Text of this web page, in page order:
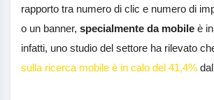
rapporto tra numero di clic e numero di
o un banner, specialmente da mobile è
infatti, uno studio del settore ha rilevato
sulla ricerca mobile è in calo del 41,4%